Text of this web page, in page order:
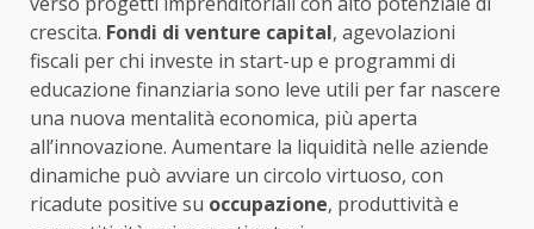
crescita. Fondi di venture capital, agevolazioni
fiscali per chi investe in start-up e programmi di
educazione finanziaria sono leve utili per far nascere
una nuova mentalità economica, più aperta
all’innovazione. Aumentare la liquidità nelle aziende
dinamiche può avviare un circolo virtuoso, con
ricadute positive su occupazione, produttività e